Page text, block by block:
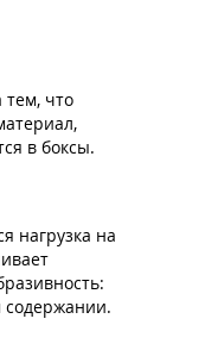
тем, что
в боксы.
нагрузка на
содержании.